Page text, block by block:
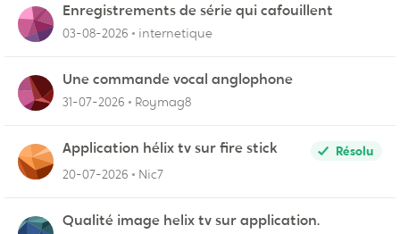
Enregistrements de série qui cafouillent
03-08-2026 internetique
Une commande vocal anglophone
31-07-2026 Roymag8
Application hélix tv sur fire stick
Résolu
20-07-2026
Nic7
Qualité image helix tv sur application.